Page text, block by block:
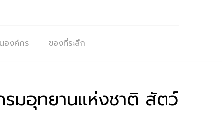
องค์กร ของที่ระลึก
รมอุทยานแห่งชาติ สัตว์